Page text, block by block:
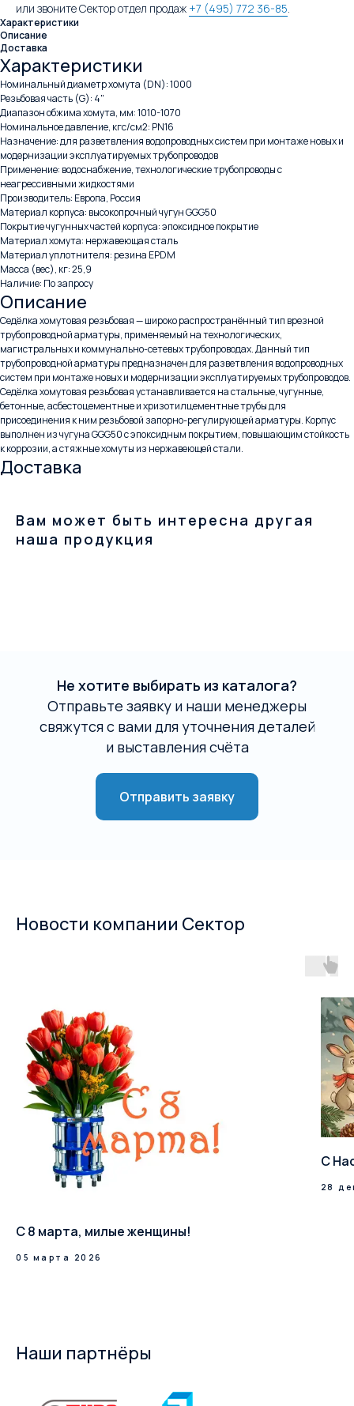
или звоните Сектор отдел продаж +7 (495) 772 36-85.
Характеристики
Описание
Доставка
Характеристики
Номинальный диаметр хомута (DN): 1000
Резьбовая часть (G): 4"
Диапазон обжима хомута, мм: 1010-1070
Номинальное давление, кгс/см2: PN16
Назначение: для разветвления водопроводных систем при монтаже новых и
модернизации эксплуатируемых трубопроводов
Применение: водоснабжение, технологические трубопроводы с
неагрессивными жидкостями
Производитель: Европа, Россия
Материал корпуса: высокопрочный чугун GGG50
Покрытие чугунных частей корпуса: эпоксидное покрытие
Материал хомута: нержавеющая сталь
Материал уплотнителя: резина EPDM
Масса (вес), кг: 25,9
Наличие: По запросу
Описание
Седёлка хомутовая резьбовая — широко распространённый тип врезной
трубопроводной арматуры, применяемый на технологических,
магистральных и коммунально-сетевых трубопроводах. Данный тип
трубопроводной арматуры предназначен для разветвления водопроводных
систем при монтаже новых и модернизации эксплуатируемых трубопроводов.
Седёлка хомутовая резьбовая устанавливается на стальные, чугунные,
бетонные, асбестоцементные и хризотилцементные трубы для
присоединения к ним резьбовой запорно-регулирующей арматуры. Корпус
выполнен из чугуна GGG50 с эпоксидным покрытием, повышающим стойкость
к коррозии, а стяжные хомуты из нержавеющей стали.
Доставка
Вам может быть интересна другая
наша продукция
Не хотите выбирать из каталога?
Отправьте заявку и наши менеджеры
свяжутся с вами для уточнения деталей
и выставления счёта
Отправить заявку
Новости компании Сектор
С 8 марта, милые женщины!
05 марта 2026
С
28
Наши партнёры